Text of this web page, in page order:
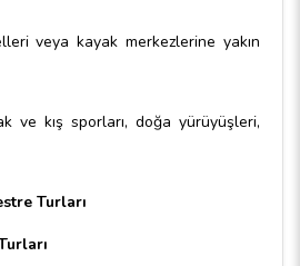
veya kayak merkezlerine yakın
ve kış sporları, doğa yürüyüşleri,
Turları